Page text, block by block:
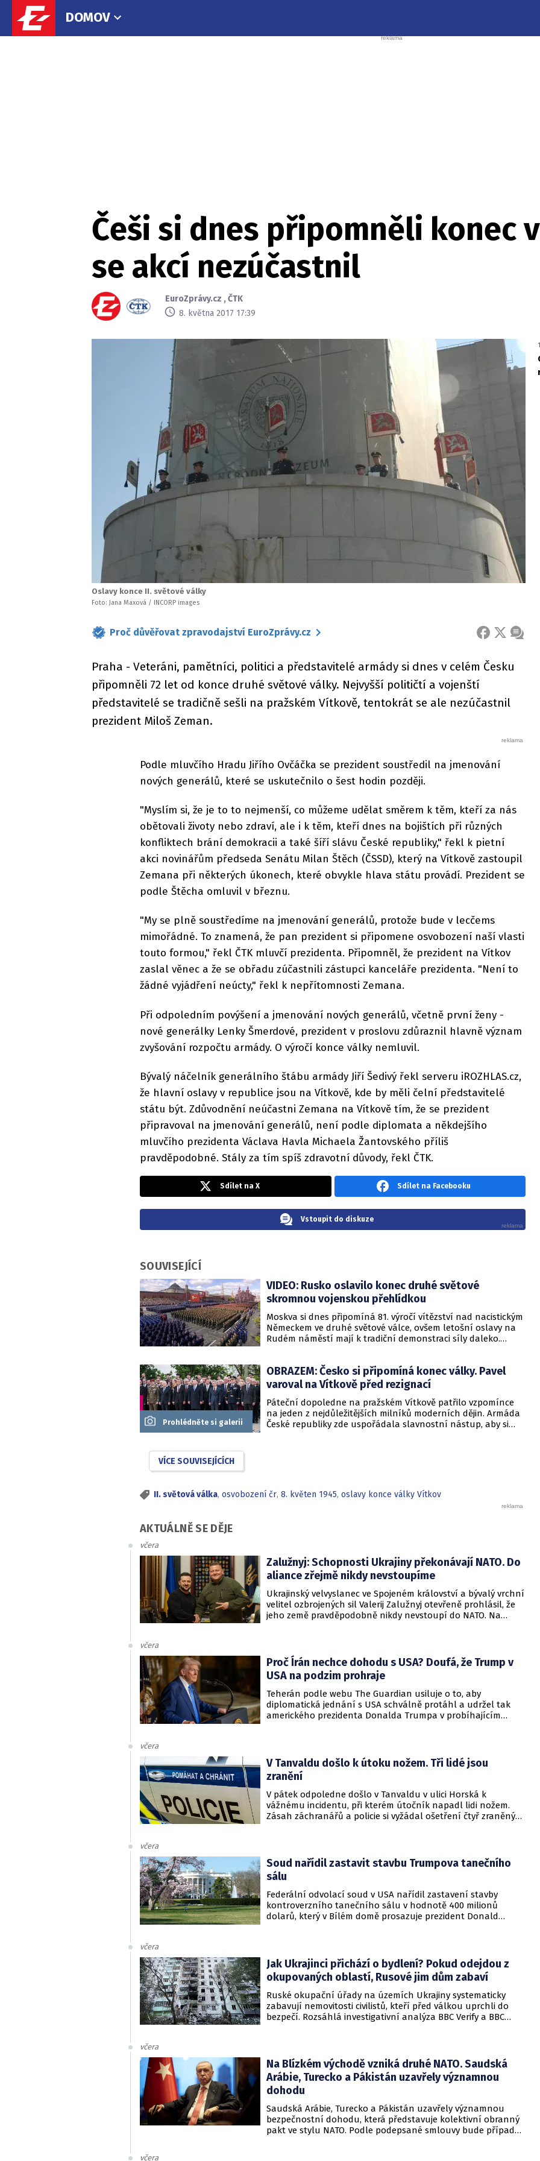
DOMOV
Češi si dnes připomněli konec
se akcí nezúčastnil
EuroZprávy.cz ,ČTK
8. května 2017 17:39
Oslavy konce II. světové války
Foto: Jana Maxová / INCORP images
Proč důvěřovat zpravodajství EuroZprávy.cz FACEBOOK
X
Praha - Veteráni, pamětníci, politici a představitelé armády si dnes v celém Česku
připomněli 72 let od konce druhé světové války. Nejvyšší političtí a vojenští
představitelé se tradičně sešli na pražském Vítkově, tentokrát se ale nezúčastnil
prezident Miloš Zeman.
Podle mluvčího Hradu Jiřího Ovčáčka se prezident soustředil na jmenování
nových generálů, které se uskutečnilo o šest hodin později.
"Myslím si, že je to to nejmenší, co můžeme udělat směrem k těm, kteří za nás
obětovali životy nebo zdraví, ale i k těm, kteří dnes na bojištích při různých
konfliktech brání demokracii a také šíří slávu České republiky," řekl k pietní
akci novinářům předseda Senátu Milan Štěch (ČSSD), který na Vítkově zastoupil
Zemana při některých úkonech, které obvykle hlava státu provádí. Prezident se
podle Štěcha omluvil v březnu.
"My se plně soustředíme na jmenování generálů, protože bude v lecčems
mimořádné. To znamená, že pan prezident si připomene osvobození naší vlasti
touto formou," řekl ČTK mluvčí prezidenta. Připomněl, že prezident na Vítkov
zaslal věnec a že se obřadu zúčastnili zástupci kanceláře prezidenta. "Není to
žádné vyjádření neúcty," řekl k nepřítomnosti Zemana.
Při odpoledním povýšení a jmenování nových generálů, včetně první ženy -
nové generálky Lenky Šmerdové, prezident v proslovu zdůraznil hlavně význam
zvyšování rozpočtu armády. O výročí konce války nemluvil.
Bývalý náčelník generálního štábu armády Jiří Šedivý řekl serveru iROZHLAS.cz,
že hlavní oslavy v republice jsou na Vítkově, kde by měli čelní představitelé
státu být. Zdůvodnění neúčastni Zemana na Vítkově tím, že se prezident
připravoval na jmenování generálů, není podle diplomata a někdejšího
mluvčího prezidenta Václava Havla Michaela Žantovského příliš
pravděpodobné. Stály za tím spíš zdravotní důvody, řekl ČTK.
Sdílet na X Sdílet na Facebooku
Vstoupit do diskuze
SOUVISEJÍCÍ
VIDEO: Rusko oslavilo konec druhé světové
skromnou vojenskou přehlídkou
Moskva si dnes připomíná 81. výročí vítězství nad nacistickým
Německem ve druhé světové válce, ovšem letošní oslavy na
Rudém náměstí mají k tradiční demonstraci síly daleko.
vyhlášeného třídenního příměří v konfliktu na Ukrajině.
Prohlédněte si galerii
OBRAZEM: Česko si připomíná konec války. Pavel
varoval na Vítkově před rezignací
Páteční dopoledne na pražském Vítkově patřilo vzpomínce
na jeden z nejdůležitějších milníků moderních dějin. Armáda
České republiky zde uspořádala slavnostní nástup, aby si
VÍCE SOUVISEJÍCÍCH
II. světová válka, osvobození čr, 8. květen 1945, oslavy konce války Vítkov
AKTUÁLNĚ SE DĚJE
včera
Zalužnyj: Schopnosti Ukrajiny překonávají NATO. Do
aliance zřejmě nikdy nevstoupíme
Ukrajinský velvyslanec ve Spojeném království a bývalý vrchní
velitel ozbrojených sil Valerij Zalužnyj otevřeně prohlásil, že
jeho země pravděpodobně nikdy nevstoupí do NATO. Na
nedosažitelné.
včera
Proč Írán nechce dohodu s USA? Doufá, že Trump v
USA na podzim prohraje
Teherán podle webu The Guardian usiluje o to, aby
diplomatická jednání s USA schválně protáhl a udržel tak
amerického prezidenta Donalda Trumpa v probíhajícím
rukojmími za prezidenta Jimmyho Cartera.
včera
V Tanvaldu došlo k útoku nožem. Tři lidé jsou
zranění
V pátek odpoledne došlo v Tanvaldu v ulici Horská k
vážnému incidentu, při kterém útočník napadl lidi nožem.
Zásah záchranářů a policie si vyžádal ošetření čtyř zraněných
včera
Soud nařídil zastavit stavbu Trumpova tanečního
sálu
Federální odvolací soud v USA nařídil zastavení stavby
kontroverzního tanečního sálu v hodnotě 400 milionů
dolarů, který v Bílém domě prosazuje prezident Donald
včera
Jak Ukrajinci přichází o bydlení? Pokud odejdou z
okupovaných oblastí, Rusové jim dům zabaví
Ruské okupační úřady na územích Ukrajiny systematicky
zabavují nemovitosti civilistů, kteří před válkou uprchli do
bezpečí. Rozsáhlá investigativní analýza BBC Verify a BBC
včera
Na Blízkém východě vzniká druhé NATO. Saudská
Arábie, Turecko a Pákistán uzavřely významnou
dohodu
Saudská Arábie, Turecko a Pákistán uzavřely významnou
bezpečnostní dohodu, která představuje kolektivní obranný
pakt ve stylu NATO. Podle podepsané smlouvy bude případný
včera